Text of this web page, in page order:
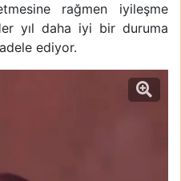
rağmen iyileşme
yıl daha iyi bir duruma
ediyor.